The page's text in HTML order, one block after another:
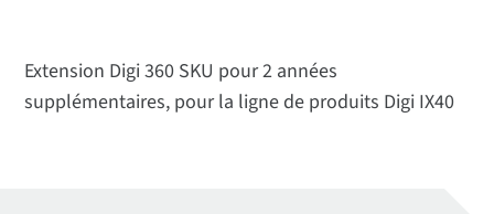
Extension Digi 360 SKU pour 2 années
supplémentaires, pour la ligne de produits Digi IX40